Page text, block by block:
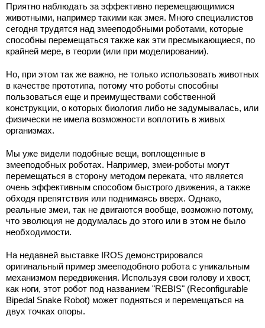
Приятно наблюдать за эффективно перемещающимися
животными, например такими как змея. Много специалистов
сегодня трудятся над змееподобными роботами, которые
способны перемещаться также как эти пресмыкающиеся, по
крайней мере, в теории (или при моделировании).
Но, при этом так же важно, не только использовать животных
в качестве прототипа, потому что роботы способны
пользоваться еще и преимуществами собственной
конструкции, о которых биология либо не задумывалась, или
физически не имела возможности воплотить в живых
организмах.
Мы уже видели подобные вещи, воплощенные в
змееподобных роботах. Например, змеи-роботы могут
перемещаться в сторону методом переката, что является
очень эффективным способом быстрого движения, а также
обходя препятствия или поднимаясь вверх. Однако,
реальные змеи, так не двигаются вообще, возможно потому,
что эволюция не додумалась до этого или в этом не было
необходимости.
На недавней выставке IROS демонстрировался
оригинальный пример змееподобного робота с уникальным
механизмом передвижения. Используя свои голову и хвост,
как ноги, этот робот под названием "REBIS" (Reconfigurable
Bipedal Snake Robot) может подняться и перемещаться на
двух точках опоры.